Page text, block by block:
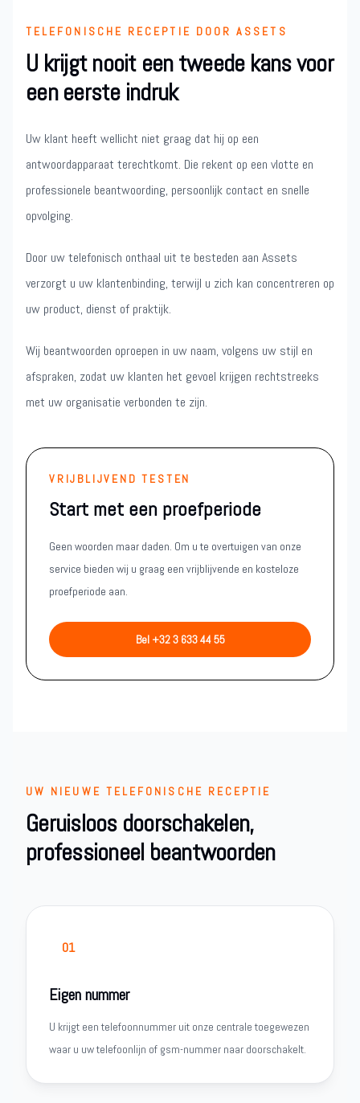
TELEFONISCHE RECEPTIE DOOR ASSETS
U krijgt nooit een tweede kans voor
een eerste indruk
Uw klant heeft wellicht niet graag dat hij op een
antwoordapparaat terechtkomt. Die rekent op een vlotte en
professionele beantwoording, persoonlijk contact en snelle
opvolging.
Door uw telefonisch onthaal uit te besteden aan Assets
verzorgt u uw klantenbinding, terwijl u zich kan concentreren op
uw product, dienst of praktijk.
Wij beantwoorden oproepen in uw naam, volgens uw stijl en
afspraken, zodat uw klanten het gevoel krijgen rechtstreeks
met uw organisatie verbonden te zijn.
VRIJBLIJVEND TESTEN
Start met een proefperiode
Geen woorden maar daden. Om u te overtuigen van onze
service bieden wij u graag een vrijblijvende en kosteloze
proefperiode aan.
Bel +32 3 633 44 55
UW NIEUWE TELEFONISCHE RECEPTIE
Geruisloos doorschakelen,
professioneel beantwoorden
01
Eigen nummer
U krijgt een telefoonnummer uit onze centrale toegewezen
waar u uw telefoonlijn of gsm-nummer naar doorschakelt.